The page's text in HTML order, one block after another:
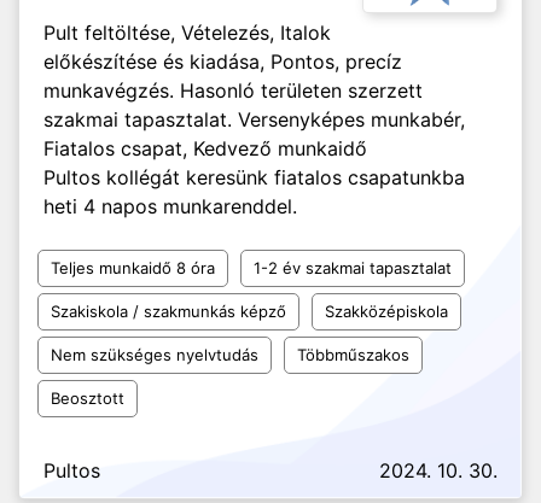
Pult feltöltése, Vételezés, Italok
előkészítése és kiadása, Pontos, precíz
munkavégzés. Hasonló területen szerzett
szakmai tapasztalat. Versenyképes munkabér,
Fiatalos csapat, Kedvező munkaidő
Pultos kollégát keresünk fiatalos csapatunkba
heti 4 napos munkarenddel.
Teljes munkaidő 8 óra 1-2 év szakmai tapasztalat
Szakiskola / szakmunkás képző Szakközépiskola
Nem szükséges nyelvtudás Többműszakos
Beosztott
Pultos 2024. 10. 30.